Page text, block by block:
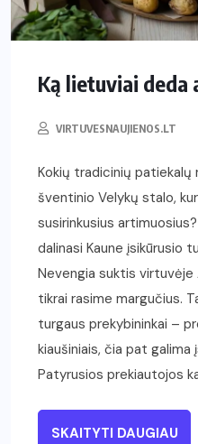
Ką lietuviai deda
VIRTUVESNAUJIENOS.LT
Kokių tradicinių
šventinio Velykų stalo,
susirinkusius
dalinasi Kaune įsikūrusio
Nevengia suktis
tikrai rasime margučius.
turgaus prekybininkai –
kiaušiniais, čia pat galima
Patyrusios prekiautojos
SKAITYTI DAUGIAU